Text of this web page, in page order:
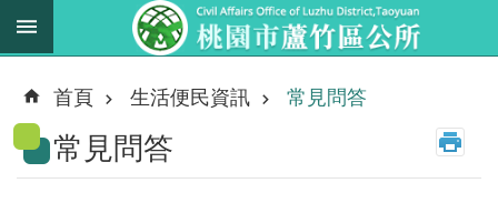
跳到主要內容區塊
新
消
息
首頁 生活便民資訊 常見問答
常見問答